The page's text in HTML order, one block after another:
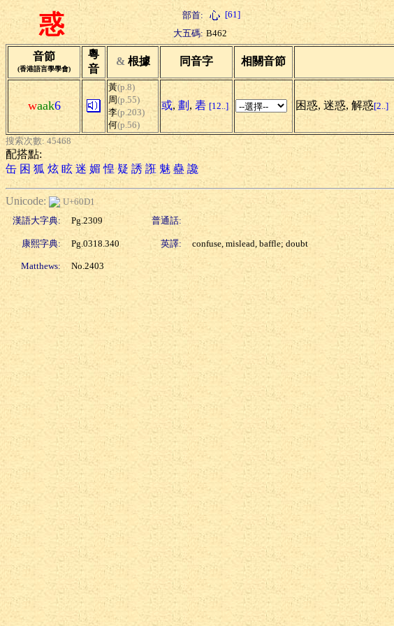
惑 部首: [61]
大五碼: B462
音節
(香港語言學學會)
粵
音
& 根據 同音字 相關音節
waak6
黃(p.8)
周(p.55)
李(p.203)
何(p.56)
或, 劃 , 砉 [12..] 困惑, 迷惑, 解惑[2..]
搜索次數: 45468
配搭點:
缶 困 狐 炫 眩 迷 媚 惶 疑 誘 誑 魅 蠱 讒
Unicode:
U+60D1
漢語大字典:
Pg.2309 普通話:
康熙字典: Pg.0318.340 英譯: confuse, mislead, baffle; doubt
Matthews: No.2403